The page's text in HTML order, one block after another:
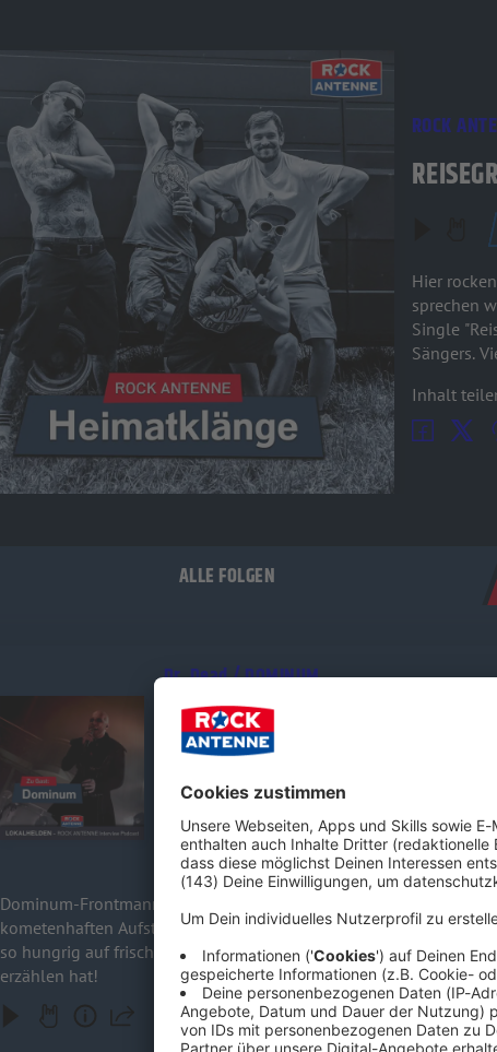
ROCK
Hier
sprechen
Single
Sängers.
Inhalt
ALLE FOLGEN
Audiotitel - Dr. Dead / DOMINUM
Dr. Dead / DOMINUM
Dominum-Frontmann Felix Heldt hat sich
sprechen über den kometenhaften
Band und warum die Metal-Szene aktuell
14.07.2026 09:19 / 35min
Dominum-Frontmann Felix Heldt hat sich im ROCK ANTENNE
kometenhaften Aufstieg der Power-Metal-Zombies, das filmreife
so hungrig auf frischen Wind ist. Schnappt euch ein kaltes Bier
erzählen hat!